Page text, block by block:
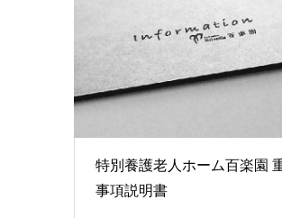
特別養護老人ホーム百楽園
事項説明書